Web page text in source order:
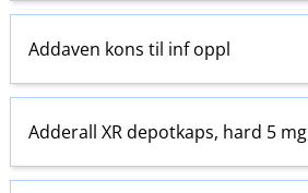
Addaven kons til inf oppl
Adderall XR depotkaps, hard 5 mg